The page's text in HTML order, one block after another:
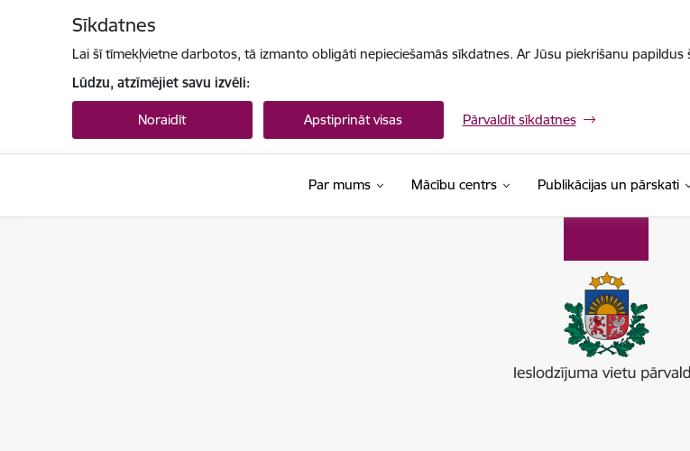
Sīkdatnes
Lai šī tīmekļvietne darbotos, tā izmanto obligāti nepieciešamās sīkdatnes. Ar Jūsu piekrišanu
Lūdzu, atzīmējiet savu izvēli:
Noraidīt Apstiprināt visas Pārvaldīt sīkdatnes
Par mums Mācību centrs Publikācijas un pārskati